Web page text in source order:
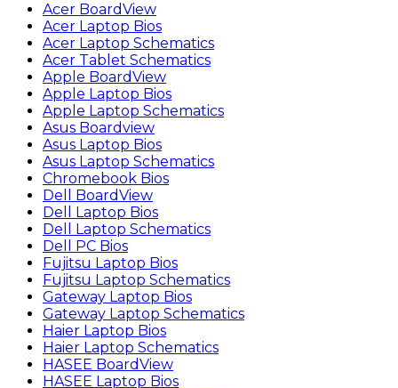
Acer BoardView
Acer Laptop Bios
Acer Laptop Schematics
Acer Tablet Schematics
Apple BoardView
Apple Laptop Bios
Apple Laptop Schematics
Asus Boardview
Asus Laptop Bios
Asus Laptop Schematics
Chromebook Bios
Dell BoardView
Dell Laptop Bios
Dell Laptop Schematics
Dell PC Bios
Fujitsu Laptop Bios
Fujitsu Laptop Schematics
Gateway Laptop Bios
Gateway Laptop Schematics
Haier Laptop Bios
Haier Laptop Schematics
HASEE BoardView
HASEE Laptop Bios